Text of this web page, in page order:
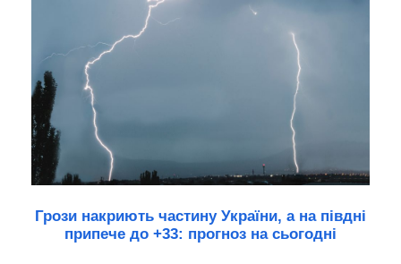
Грози накриють частину України, а на півдні
припече до +33: прогноз на сьогодні